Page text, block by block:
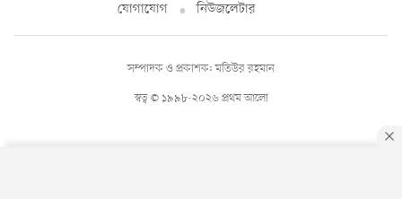
যোগাযোগ
নিউজলেটার
স্বত্ব © ১৯৯৮-২০২৬ প্রথম আলো
সম্পাদক ও প্রকাশক: মতিউর রহমান